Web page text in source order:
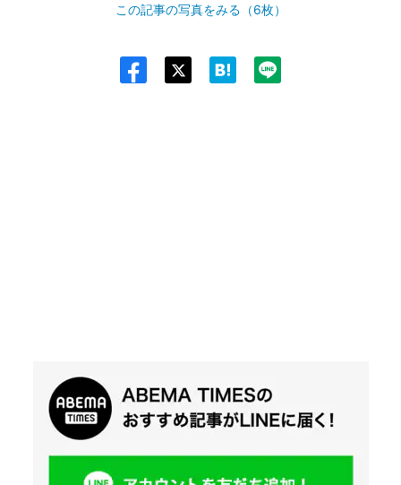
この記事の写真をみる（6枚）